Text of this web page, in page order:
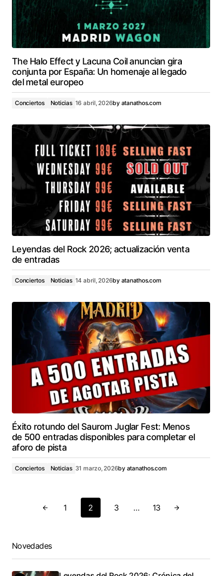
The Halo Effect y Lacuna Coil anuncian gira
conjunta por España: Un homenaje al legado
del metal europeo
Conciertos Noticias 16 abril, 2026by atanathos.com
Leyendas del Rock 2026; actualización venta
de entradas
Conciertos Noticias 14 abril, 2026by atanathos.com
Éxito rotundo del Saurom Juglar Fest: Menos
de 500 entradas disponibles para completar el
aforo de pista
Conciertos Noticias 31 marzo, 2026by atanathos.com
1 2 3 … 13
Novedades